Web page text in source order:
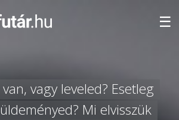
☰
vagy leveled? Esetleg
Mi elvisszük